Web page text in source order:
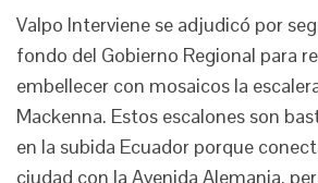
Valpo Interviene se adjudicó por
fondo del Gobierno Regional para
embellecer con mosaicos la
Mackenna. Estos escalones son
en la subida Ecuador porque
ciudad con la Avenida Alemania,